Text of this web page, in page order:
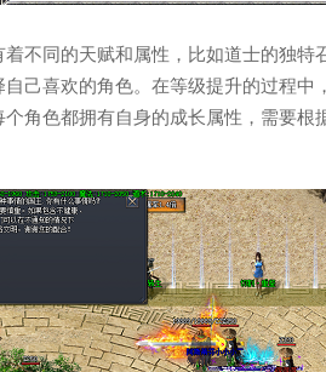
不同的天赋和属性，比如道士的独特
己喜欢的角色。在等级提升的过程中
角色都拥有自身的成长属性，需要根